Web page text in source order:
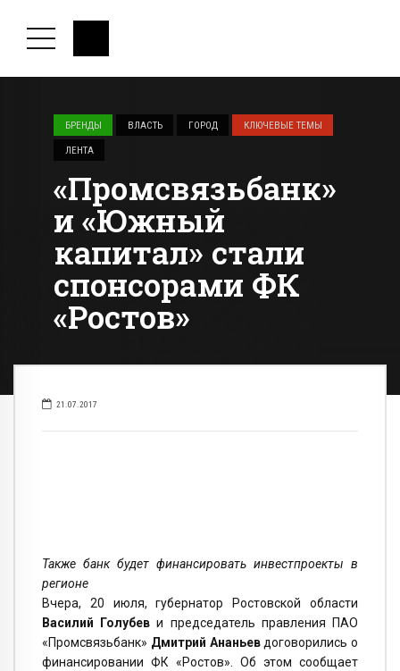
БРЕНДЫ ВЛАСТЬ ГОРОД КЛЮЧЕВЫЕ ТЕМЫ
ЛЕНТА
«Промсвязьбанк»
и «Южный
капитал» стали
спонсорами ФК
«Ростов»
21.07.2017
Также банк будет финансировать инвестпроекты в
регионе
Вчера, 20 июля, губернатор Ростовской области
Василий Голубев и председатель правления ПАО
«Промсвязьбанк» Дмитрий Ананьевдоговорились о
финансировании ФК «Ростов». Об этом сообщает